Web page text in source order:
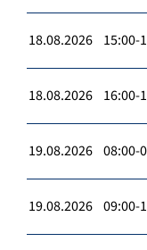
18.08.2026 15:00-
18.08.2026 16:00-
19.08.2026 08:00-
19.08.2026 09:00-